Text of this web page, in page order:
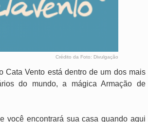
Crédito da Foto: Divulgação
Cata Vento está dentro de um dos mais
do mundo, a mágica Armação de
você encontrará sua casa quando aqui